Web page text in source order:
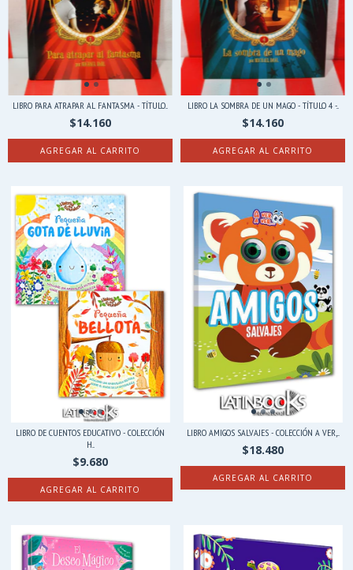
LIBRO PARA ATRAPAR AL FANTASMA - TÍTULO...
$14.160
LIBRO LA SOMBRA DE UN MAGO - TÍTULO 4 -...
$14.160
LIBRO DE CUENTOS EDUCATIVO - COLECCIÓN
H...
$9.680
AGREGAR AL CARRITO
LIBRO AMIGOS SALVAJES - COLECCIÓN A VER,...
$18.480